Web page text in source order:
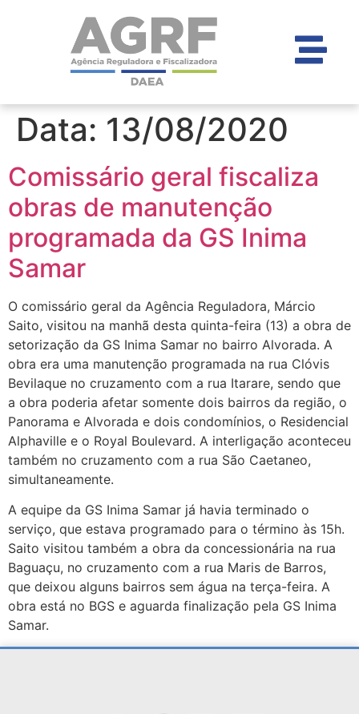
Data: 13/08/2020
Comissário geral fiscaliza
obras de manutenção
programada da GS Inima
Samar
O comissário geral da Agência Reguladora, Márcio
Saito, visitou na manhã desta quinta-feira (13) a obra de
setorização da GS Inima Samar no bairro Alvorada. A
obra era uma manutenção programada na rua Clóvis
Bevilaque no cruzamento com a rua Itarare, sendo que
a obra poderia afetar somente dois bairros da região, o
Panorama e Alvorada e dois condomínios, o Residencial
Alphaville e o Royal Boulevard. A interligação aconteceu
também no cruzamento com a rua São Caetaneo,
simultaneamente.
A equipe da GS Inima Samar já havia terminado o
serviço, que estava programado para o término às 15h.
Saito visitou também a obra da concessionária na rua
Baguaçu, no cruzamento com a rua Maris de Barros,
que deixou alguns bairros sem água na terça-feira. A
obra está no BGS e aguarda finalização pela GS Inima
Samar.